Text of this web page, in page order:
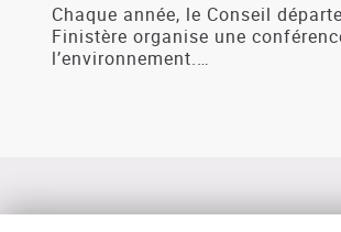
Chaque année, le Conseil
Finistère organise une
l’environnement.…